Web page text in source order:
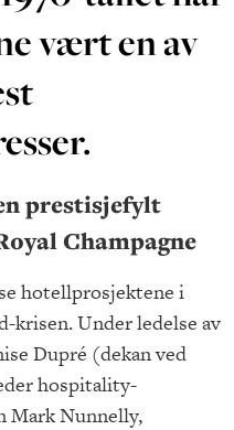
vært en av
prestisjefylt
Champagne
hotellprosjektene i
krisen. Under ledelse av
Dupré (dekan ved
hospitality-
Mark Nunnelly,